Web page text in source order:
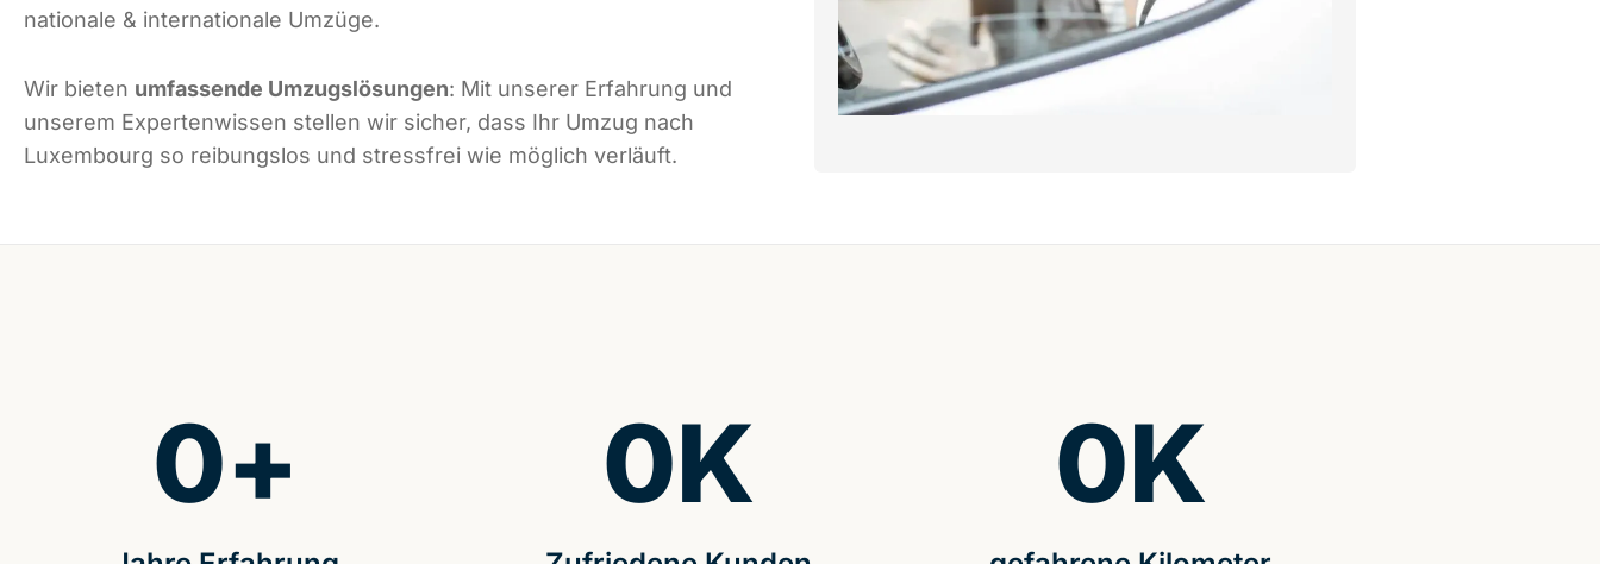
nationale & internationale Umzüge.
Wir bieten umfassende Umzugslösungen: Mit unserer Erfahrung und
unserem Expertenwissen stellen wir sicher, dass Ihr Umzug nach
Luxembourg so reibungslos und stressfrei wie möglich verläuft.
0+ 0K 0K